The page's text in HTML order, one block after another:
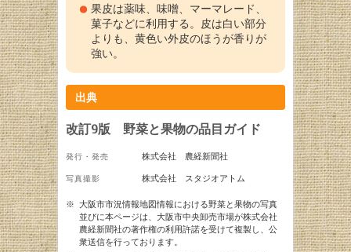
果皮は薬味、味噌、マーマレード、
菓子などに利用する。皮は白い部分
よりも、黄色い外皮のほうが香りが
強い。
出典
改訂9版 野菜と果物の品目ガイド
発行・発売 株式会社 農経新聞社
写真撮影 株式会社 スタジオアトム
※ 大阪市市況情報地図情報における野菜と果物の写真
並びに本ページは、大阪市中央卸売市場が株式会社
農経新聞社の著作権の利用許諾を受けて複製し、公
衆送信を行っております。